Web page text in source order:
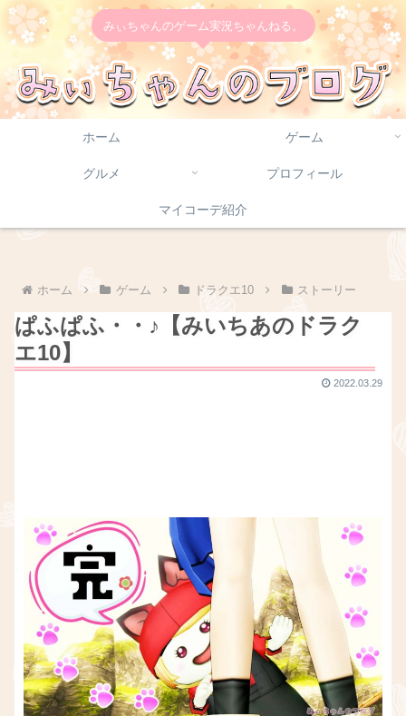
みぃちゃんのゲーム実況ちゃんねる。
ホーム ゲーム
グルメ プロフィール
マイコーデ紹介
ホーム ゲーム ドラクエ10 ストーリー
ぱふぱふ・・♪【みいちあのドラク
エ10】
2022.03.29